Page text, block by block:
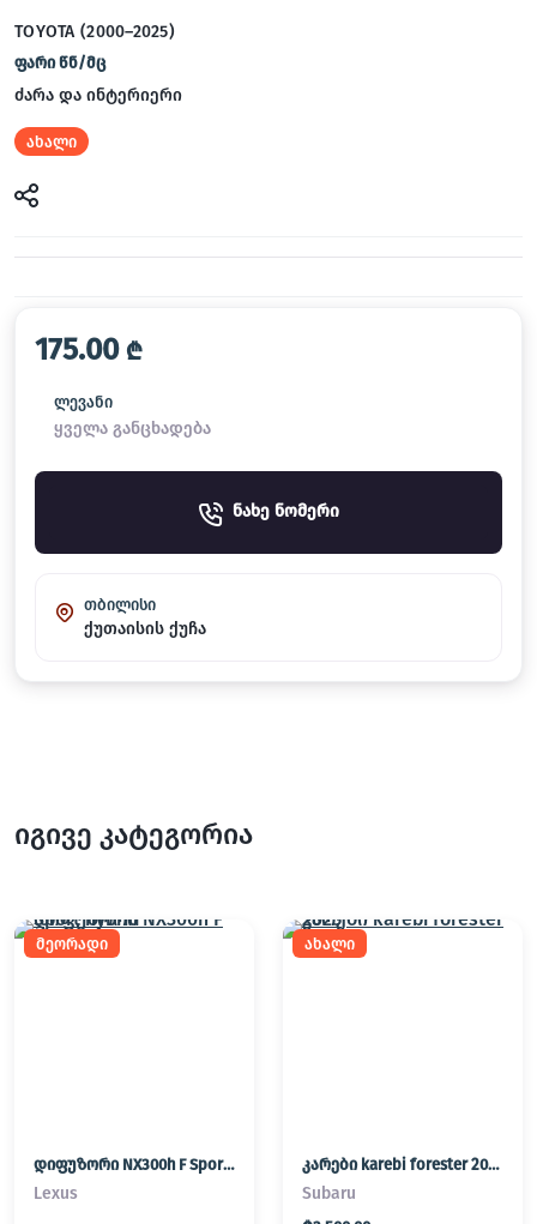
TOYOTA (2000–2025)
ფარი წნ/მც
ძარა და ინტერიერი
ახალი
175.00 ₾
ლევანი
ყველა განცხადება
ნახე ნომერი
თბილისი
ქუთაისის ქუჩა
იგივე კატეგორია
მეორადი
დიფუზორი NX300h F Sport hybrid
Lexus
ახალი
კარები karebi forester 2025
Subaru